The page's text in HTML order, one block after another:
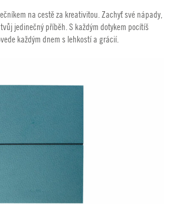
na cestě za kreativitou. Zachyť své nápady,
jedinečný příběh. S každým dotykem pocítíš
každým dnem s lehkostí a grácií.